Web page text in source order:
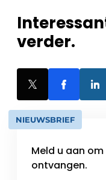
verder.
NIEUWSBRIEF
Meld u aan
ontvangen.